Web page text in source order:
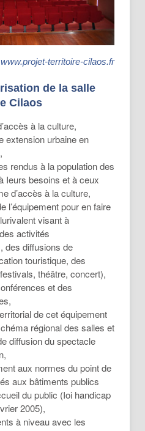
www.projet-territoire-cilaos.fr
de la salle
Cilaos
à la culture,
extension urbaine en
rendus à la population des
Ieurs besoins et à ceux
d’accès à la culture,
l’équipement pour en faire
visant à
activités
des diffusions de
touristique, des
théâtre, concert),
et des
de cet équipement
régional des salles et
diffusion du spectacle
aux normes du point de
aux bâtiments publics
du public (Ioi handicap
2005),
à niveau avec les